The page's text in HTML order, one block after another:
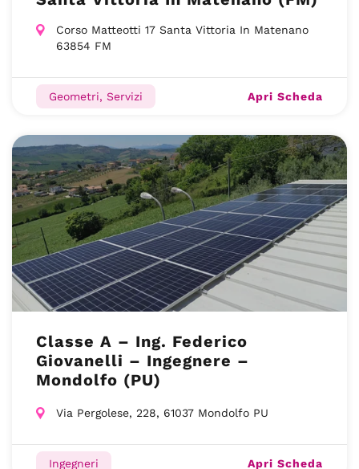
Corso Matteotti 17 Santa Vittoria In Matenano
63854 FM
Geometri, Servizi Apri Scheda
Classe A – Ing. Federico
Giovanelli – Ingegnere –
Mondolfo (PU)
Via Pergolese, 228, 61037 Mondolfo PU
Ingegneri Apri Scheda